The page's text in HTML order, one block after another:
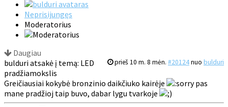
Neprisijungęs
Moderatorius
Daugiau
prieš 10 m. 8 mėn. #20124nuo bulduri
bulduri atsakė į temą: LED
pradžiamokslis
Greičiausiai kokybė bronzinio daikčiuko kairėje
pas
mane pradžioj taip buvo, dabar lygu tvarkoje